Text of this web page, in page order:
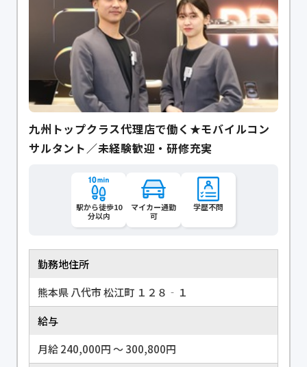
九州トップクラス代理店で働く★モバイルコン
サルタント／未経験歓迎・研修充実
駅から徒歩10
分以内
マイカー通勤
可
学歴不問
勤務地住所
熊本県 八代市 松江町 １２８‐１
給与
月給 240,000円 〜 300,800円